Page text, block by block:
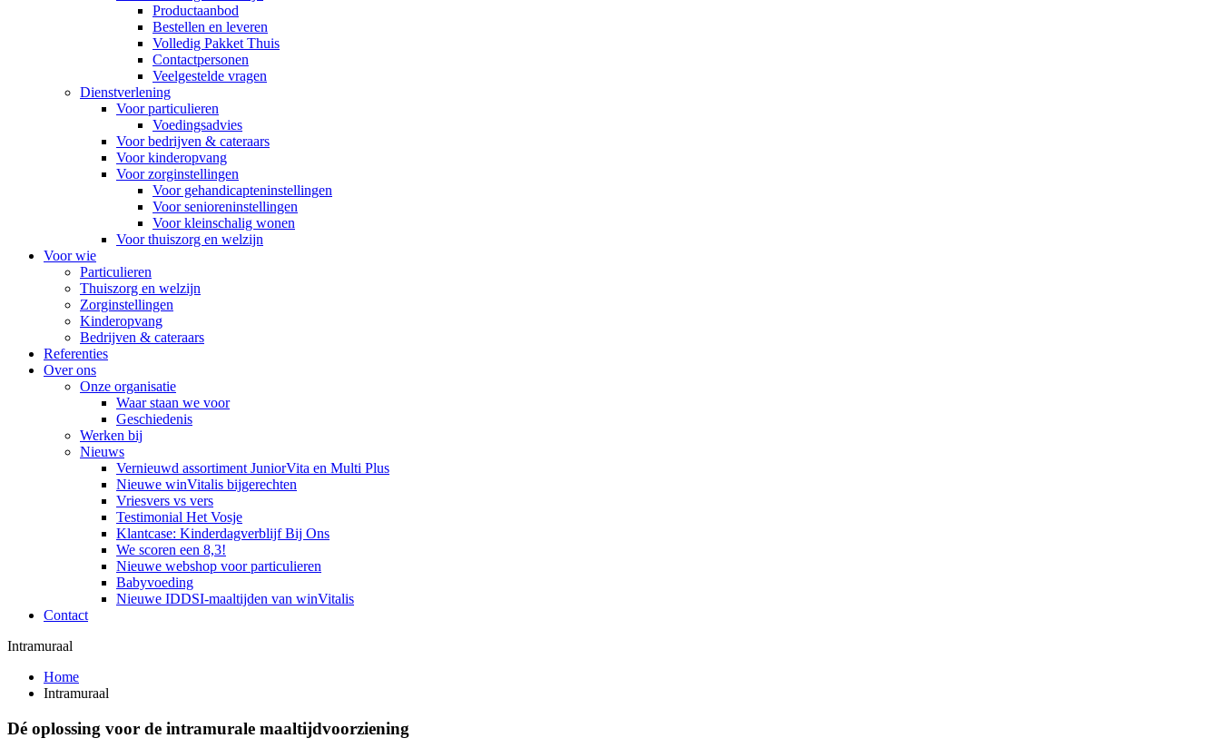
Productaanbod
Bestellen en leveren
Volledig Pakket Thuis
Contactpersonen
Veelgestelde vragen
Dienstverlening
Voor particulieren
Voedingsadvies
Voor bedrijven & cateraars
Voor kinderopvang
Voor zorginstellingen
Voor gehandicapteninstellingen
Voor senioreninstellingen
Voor kleinschalig wonen
Voor thuiszorg en welzijn
Voor wie
Particulieren
Thuiszorg en welzijn
Zorginstellingen
Kinderopvang
Bedrijven & cateraars
Referenties
Over ons
Onze organisatie
Waar staan we voor
Geschiedenis
Werken bij
Nieuws
Vernieuwd assortiment JuniorVita en Multi Plus
Nieuwe winVitalis bijgerechten
Vriesvers vs vers
Testimonial Het Vosje
Klantcase: Kinderdagverblijf Bij Ons
We scoren een 8,3!
Nieuwe webshop voor particulieren
Babyvoeding
Nieuwe IDDSI-maaltijden van winVitalis
Contact
Intramuraal
Home
Intramuraal
Dé oplossing voor de intramurale maaltijdvoorziening